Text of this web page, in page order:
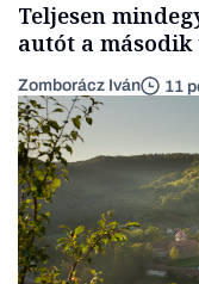
Teljesen
autót a
Zomborácz Iván 11